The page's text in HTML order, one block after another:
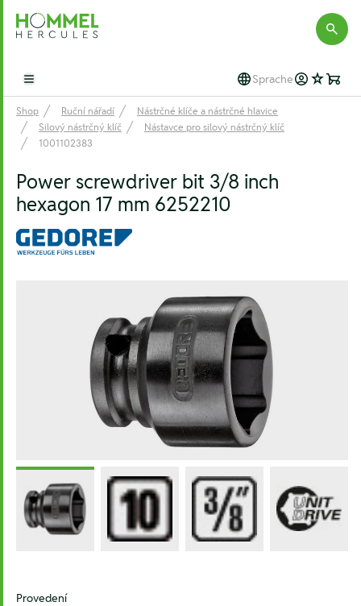
Hommel Hercules
Open main menu Sprache
Shop Ruční nářadí
Nástrčné klíče a nástrčné hlavice
Silový nástrčný klíč
Nástavce pro silový nástrčný klíč
1001102383
Power screwdriver bit 3/8 inch
hexagon 17 mm 6252210
Provedení